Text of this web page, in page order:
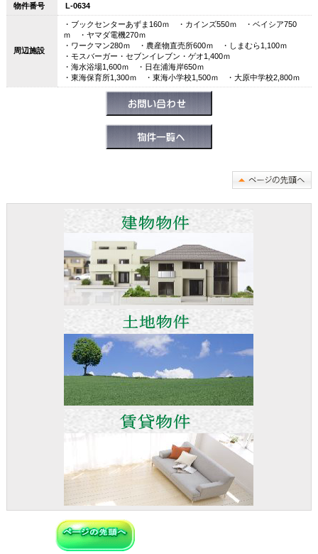
物件番号 L-0634
周辺施設
・ブックセンターあずま160ｍ ・カインズ550ｍ ・ベイシア750
ｍ ・ヤマダ電機270ｍ
・ワークマン280ｍ ・農産物直売所600ｍ ・しまむら1,100ｍ
・モスバーガー・セブンイレブン・ゲオ1,400ｍ
・海水浴場1,600ｍ ・日在浦海岸650ｍ
・東海保育所1,300ｍ ・東海小学校1,500ｍ ・大原中学校2,800ｍ